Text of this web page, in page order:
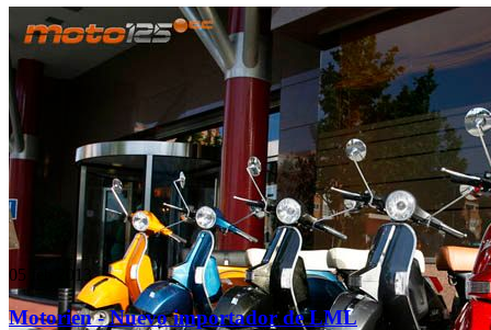
05 feb 2013
Motorien - Nuevo importador de LML